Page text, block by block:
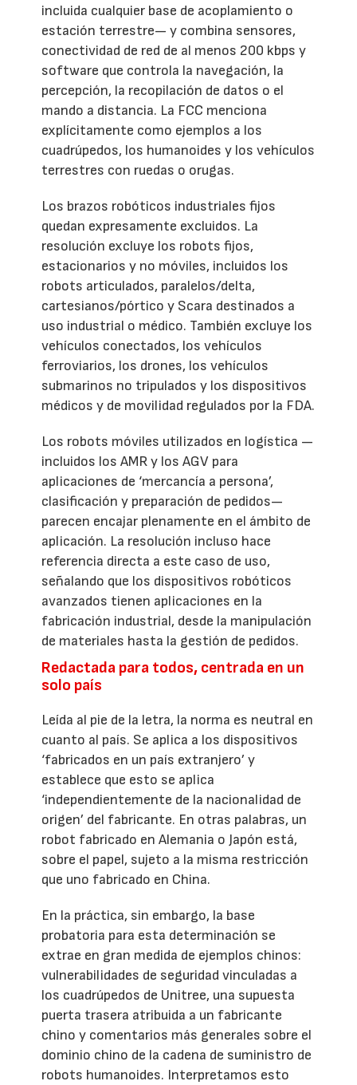
incluida cualquier base de acoplamiento o
estación terrestre— y combina sensores,
conectividad de red de al menos 200 kbps y
software que controla la navegación, la
percepción, la recopilación de datos o el
mando a distancia. La FCC menciona
explícitamente como ejemplos a los
cuadrúpedos, los humanoides y los vehículos
terrestres con ruedas o orugas.
Los brazos robóticos industriales fijos
quedan expresamente excluidos. La
resolución excluye los robots fijos,
estacionarios y no móviles, incluidos los
robots articulados, paralelos/delta,
cartesianos/pórtico y Scara destinados a
uso industrial o médico. También excluye los
vehículos conectados, los vehículos
ferroviarios, los drones, los vehículos
submarinos no tripulados y los dispositivos
médicos y de movilidad regulados por la FDA.
Los robots móviles utilizados en logística —
incluidos los AMR y los AGV para
aplicaciones de ‘mercancía a persona’,
clasificación y preparación de pedidos—
parecen encajar plenamente en el ámbito de
aplicación. La resolución incluso hace
referencia directa a este caso de uso,
señalando que los dispositivos robóticos
avanzados tienen aplicaciones en la
fabricación industrial, desde la manipulación
de materiales hasta la gestión de pedidos.
Redactada para todos, centrada en un
solo país
Leída al pie de la letra, la norma es neutral en
cuanto al país. Se aplica a los dispositivos
‘fabricados en un país extranjero’ y
establece que esto se aplica
‘independientemente de la nacionalidad de
origen’ del fabricante. En otras palabras, un
robot fabricado en Alemania o Japón está,
sobre el papel, sujeto a la misma restricción
que uno fabricado en China.
En la práctica, sin embargo, la base
probatoria para esta determinación se
extrae en gran medida de ejemplos chinos:
vulnerabilidades de seguridad vinculadas a
los cuadrúpedos de Unitree, una supuesta
puerta trasera atribuida a un fabricante
chino y comentarios más generales sobre el
dominio chino de la cadena de suministro de
robots humanoides. Interpretamos esto